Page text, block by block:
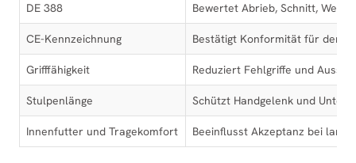
DE 388 Bewertet Abrieb, Schnitt,
CE-Kennzeichnung Bestätigt Konformität für den
Grifffähigkeit Reduziert Fehlgriffe und
Stulpenlänge Schützt Handgelenk und
Innenfutter und Tragekomfort Beeinflusst Akzeptanz bei